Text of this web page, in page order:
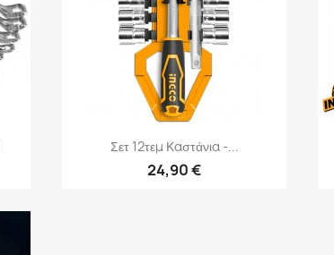
Γρήγορη προβολή
Σετ 12τεμ Καστάνια -...
24,90 €